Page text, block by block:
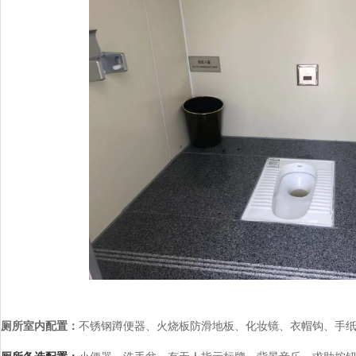
厕所室内配置： 不锈钢蹲便器、火烧板防滑地板、化妆镜、衣帽钩、手